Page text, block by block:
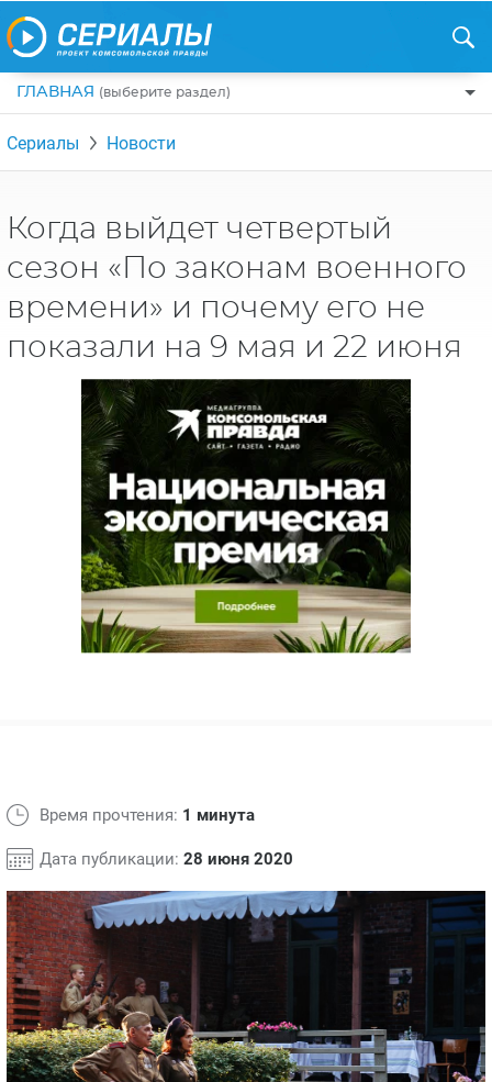
ГЛАВНАЯ (выберите раздел)
ПО ЖАНРАМ
КОМЕДИИ
ДРАМЫ
ДЕТЕКТИВЫ
КРИМИНАЛ
ФАНТАСТИКА
МЕЛОДРАМЫ
США
УКРАИНА
ФРАНЦИЯ
ГЕРМАНИЯ
РЕЦЕНЗИИ
НА ВЫХОДНЫЕ
НОВОСТИ
ИНТЕРЕСНО
НОВОСТИ ТУРЕЦКИХ СЕРИАЛОВ
АЗИАТСКИЕ СЕРИАЛЫ
ИНТЕРВЬЮ
СВЕТСКИЕ НОВОСТИ
СПОЙЛЕРЫ ИЗ СЕРИАЛОВ
Сериалы Новости
Когда выйдет четвертый
сезон «По законам военного
времени» и почему его не
показали на 9 мая и 22 июня
Время прочтения: 1 минута
Дата публикации: 28 июня 2020